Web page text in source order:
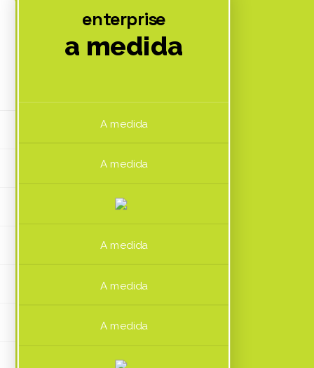
enterprise
a medida
A medida
A medida
A medida
A medida
A medida